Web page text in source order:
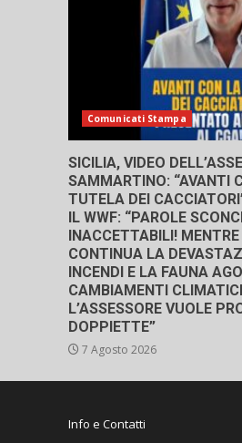
Comunicati Stampa
SICILIA, VIDEO
SAMMARTINO: “AVANTI
TUTELA DEI
IL WWF: “PAROLE
INACCETTABILI!
CONTINUA LA
INCENDI E LA FAUNA
CAMBIAMENTI
L’ASSESSORE VUOLE
DOPPIETTE”
7 Agosto 2026
Info e Contatti